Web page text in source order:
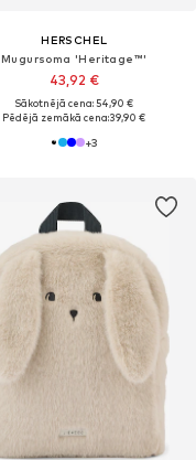
HERSCHEL
Mugursoma 'Heritage™'
43,92 €
Sākotnējā cena: 54,90 €
Pēdējā zemākā cena:39,90 €
+3